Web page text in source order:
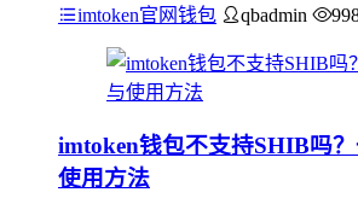
imtoken官网钱包 qbadmin
imtoken钱包不支持SHIB吗
使用方法